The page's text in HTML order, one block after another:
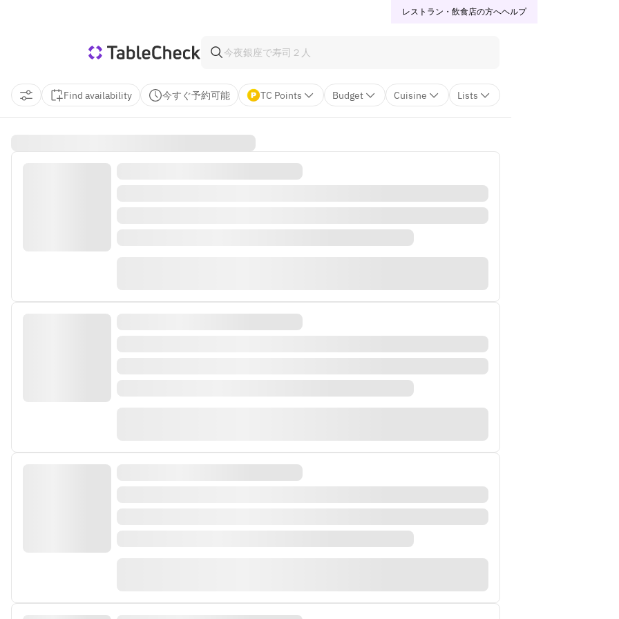
レストラン・飲食店の方へヘルプ
Find availability 今すぐ予約可能 TC Points Budget Cuisine Lists